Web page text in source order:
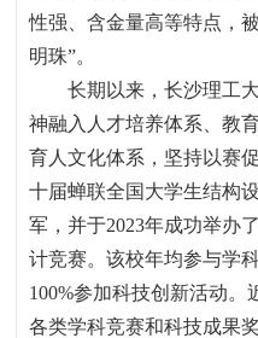
性强、含金量高等特点，
明珠”。
长期以来，长沙理工
神融入人才培养体系、教
育人文化体系，坚持以赛
十届蝉联全国大学生结构
军，并于2023年成功举办
计竞赛。该校年均参与学
100%参加科技创新活动。
各类学科竞赛和科技成果奖